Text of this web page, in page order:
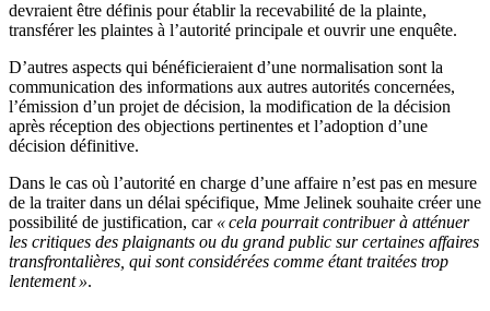
devraient être définis pour établir la recevabilité de la plainte,
transférer les plaintes à l’autorité principale et ouvrir une enquête.
D’autres aspects qui bénéficieraient d’une normalisation sont la
communication des informations aux autres autorités concernées,
l’émission d’un projet de décision, la modification de la décision
après réception des objections pertinentes et l’adoption d’une
décision définitive.
Dans le cas où l’autorité en charge d’une affaire n’est pas en mesure
de la traiter dans un délai spécifique, Mme Jelinek souhaite créer une
possibilité de justification, car « cela pourrait contribuer à atténuer
les critiques des plaignants ou du grand public sur certaines affaires
transfrontalières, qui sont considérées comme étant traitées trop
lentement ».